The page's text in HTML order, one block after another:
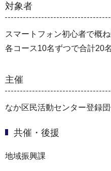
対象者
スマートフォン初心者で概
各コース10名ずつで合計20名
主催
なか区民活動センター登録
共催・後援
地域振興課